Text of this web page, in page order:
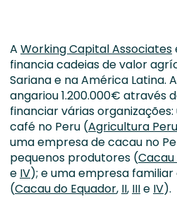
A Working Capital Associates
financia cadeias de valor
Sariana e na América Latina.
angariou 1.200.000€ através
financiar várias
café no Peru (Agricultura
uma empresa de cacau no
pequenos produtores (
e IV); e uma empresa
(Cacau do Equador, II, IIIe IV).